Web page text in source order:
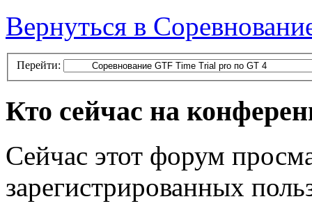
Вернуться в
Перейти:
Кто сейчас на
Сейчас этот форум
зарегистрированных